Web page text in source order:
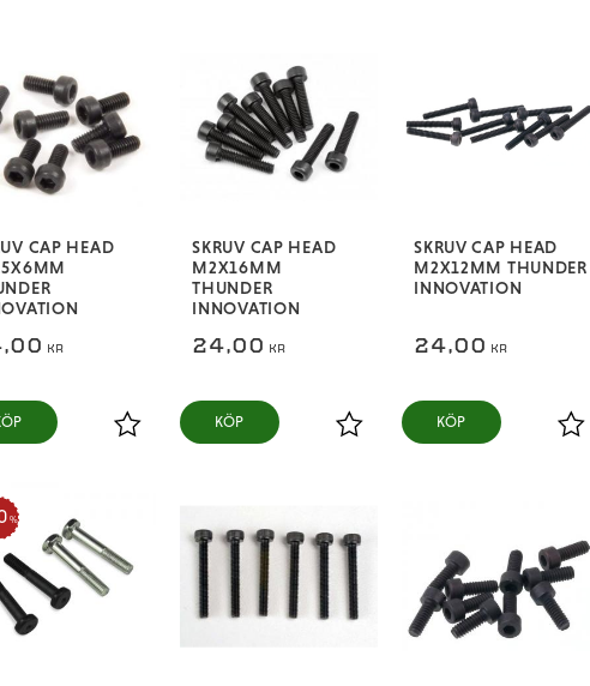
CAP HEAD
KR
Lägg till i favoriter
SKRUV CAP HEAD
M2X16MM
THUNDER
INNOVATION
24,00 KR
Lägg till i favoriter
KÖP
SKRUV CAP HEAD
M2X12MM THUNDER
INNOVATION
24,00 KR
KÖP
%